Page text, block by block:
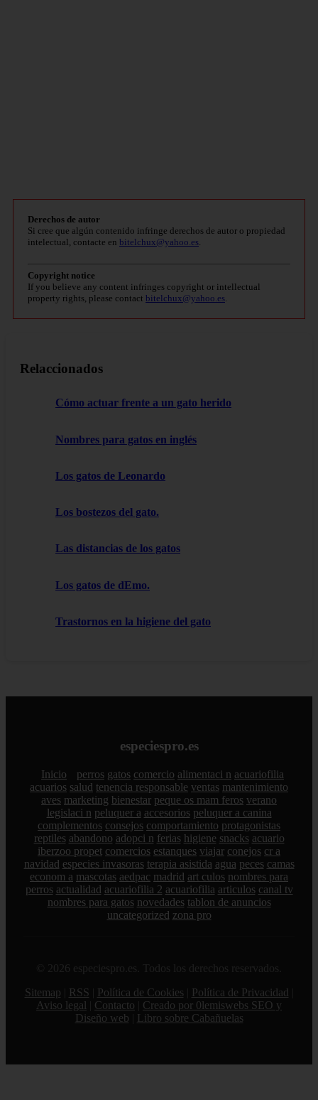
Derechos de autor
Si cree que algún contenido infringe derechos de autor o propiedad
intelectual, contacte en bitelchux@yahoo.es
Copyright notice
If you believe any content infringes copyright or intellectual
property rights, please contact bitelchux@yahoo.es
Relaccionados
Cómo actuar frente a un gato herido
Nombres para gatos en inglés
Los gatos de Leonardo
Los bostezos del gato.
Las distancias de los gatos
Los gatos de dEmo.
Trastornos en la higiene del gato
especiespro.es
Inicio perros gatos comercio alimentaci n acuariofilia
acuarios salud tenencia responsable ventas mantenimiento
aves marketing bienestar peque os mam feros verano
legislaci n peluquer a accesorios peluquer a canina
complementos consejos comportamiento protagonistas
reptiles abandono adopci n ferias higiene snacks acuario
iberzoo propet comercios estanques viajar conejos cr a
navidad especies invasoras terapia asistida agua peces camas
econom a mascotas aedpac madrid art culos nombres para
perros actualidad acuariofilia 2 acuariofilia articulos canal tv
nombres para gatos novedades tablon de anuncios
uncategorized zona pro
© 2026 especiespro.es. Todos los derechos reservados.
Sitemap
RSS Política de Cookies Política de Privacidad
Aviso legal
Contacto
Creado por 0lemiswebs SEO y
Diseño web
Libro sobre Cabañuelas